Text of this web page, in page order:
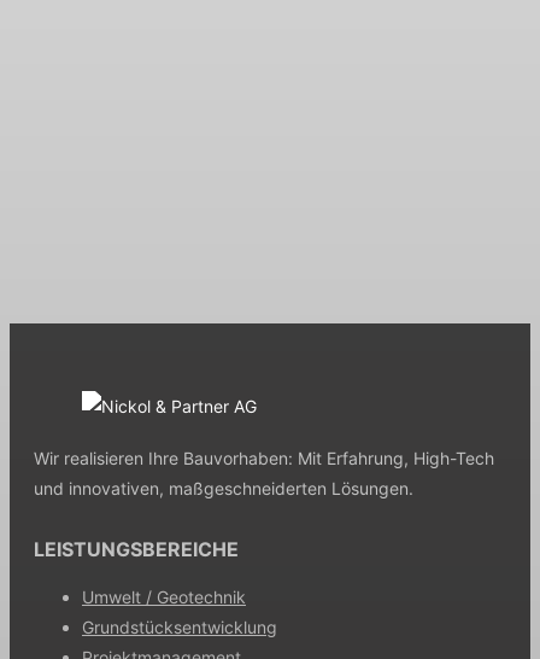
Wir realisieren Ihre Bauvorhaben: Mit Erfahrung, High-Tech
und innovativen, maßgeschneiderten Lösungen.
LEISTUNGSBEREICHE
Umwelt / Geotechnik
Grundstücksentwicklung